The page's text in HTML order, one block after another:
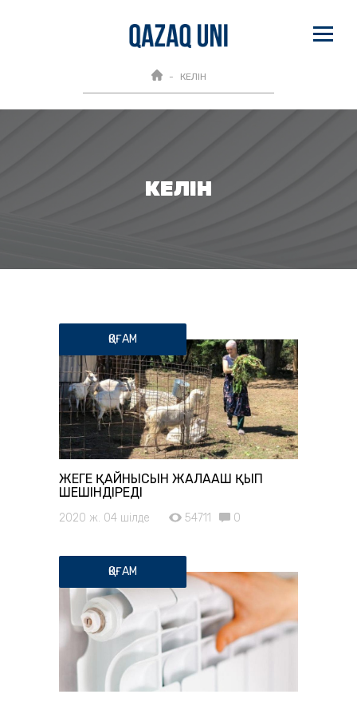
КЕЛІН
КЕЛІН
ҚОҒАМ
ЖЕҢГЕ ҚАЙНЫСЫН ЖАЛАҢАШ ҚЫП
ШЕШІНДІРЕДІ
2020 ж. 04 шілде 54711 0
ҚОҒАМ